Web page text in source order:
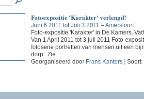
Fotoexpositie 'Karakter' verlengd!
Juni 6 2011 totJuli 3 2011 –Amersfoort
Foto-expositie 'Karakter' in De Kamers,
Van 1 April 2011 tot 3 juli 2011 Foto-
fotoserie portretten van mensen uit een
dorp. Zie…
Georganiseerd door Frans Kanters| Soort: